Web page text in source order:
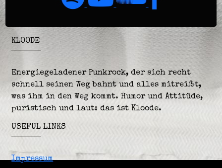
KLOODE
Energiegeladener Punkrock, der sich recht
schnell seinen Weg bahnt und alles mitreißt,
was ihm in den Weg kommt. Humor und Attitüde,
puristisch und laut: das ist Kloode.
USEFUL LINKS
Impressum